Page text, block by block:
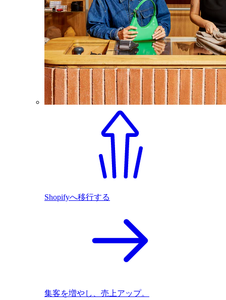
Shopifyへ移行する
集客を増やし、売上アップ。